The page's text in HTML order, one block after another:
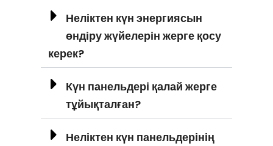
Неліктен күн энергиясын
өндіру жүйелерін жерге қосу
керек?
Күн панельдері қалай жерге
тұйықталған?
Неліктен күн панельдерінің